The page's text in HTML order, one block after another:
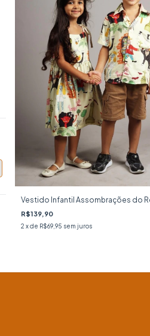
Vestido Infantil Assombrações do
R$139,90
2 x de R$69,95 sem juros